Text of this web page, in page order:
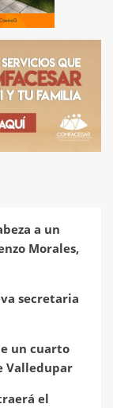
a un
Morales,
secretaria
un cuarto
Valledupar
el